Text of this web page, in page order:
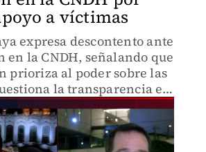
a víctimas
expresa descontento ante
en la CNDH, señalando que
prioriza al poder sobre las
la transparencia en